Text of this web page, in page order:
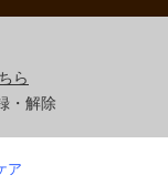
ら
・解除
ア